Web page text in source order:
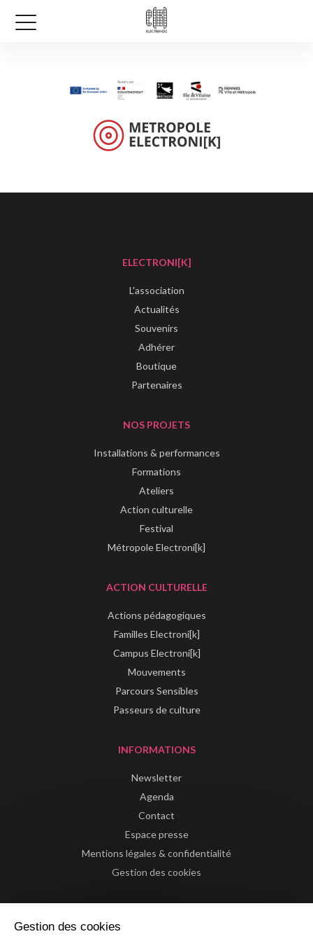
ELECTRONI[K]
L'association
Actualités
Souvenirs
Adhérer
Boutique
Partenaires
NOS PROJETS
Installations & performances
Formations
Ateliers
Action culturelle
Festival
Métropole Electroni[k]
ACTION CULTURELLE
Actions pédagogiques
Familles Electroni[k]
Campus Electroni[k]
Mouvements
Parcours Sensibles
Passeurs de culture
INFORMATIONS
Newsletter
Agenda
Contact
Espace presse
Mentions légales & confidentialité
Gestion des cookies
Gestion des cookies